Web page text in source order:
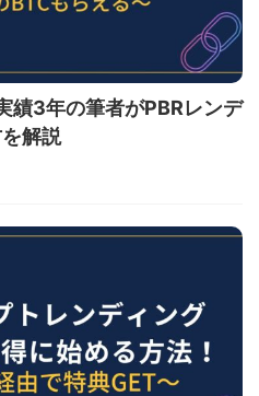
績3年の筆者がPBRレンデ
解説